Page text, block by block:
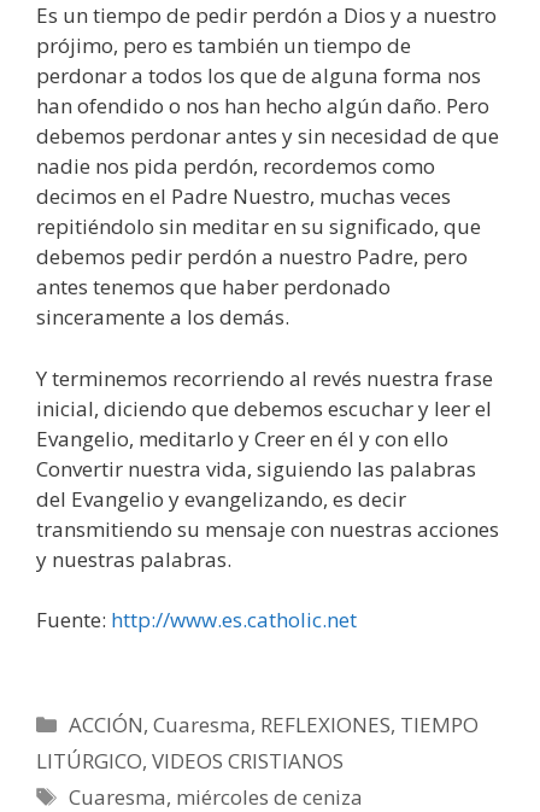
Es un tiempo de pedir perdón a Dios y a nuestro
prójimo, pero es también un tiempo de
perdonar a todos los que de alguna forma nos
han ofendido o nos han hecho algún daño. Pero
debemos perdonar antes y sin necesidad de que
nadie nos pida perdón, recordemos como
decimos en el Padre Nuestro, muchas veces
repitiéndolo sin meditar en su significado, que
debemos pedir perdón a nuestro Padre, pero
antes tenemos que haber perdonado
sinceramente a los demás.
Y terminemos recorriendo al revés nuestra frase
inicial, diciendo que debemos escuchar y leer el
Evangelio, meditarlo y Creer en él y con ello
Convertir nuestra vida, siguiendo las palabras
del Evangelio y evangelizando, es decir
transmitiendo su mensaje con nuestras acciones
y nuestras palabras.
Fuente: http://www.es.catholic.net
Categorías
ACCIÓN,Cuaresma, REFLEXIONES, TIEMPO
LITÚRGICO, VIDEOS CRISTIANOS
Etiquetas
Cuaresma, miércoles de ceniza